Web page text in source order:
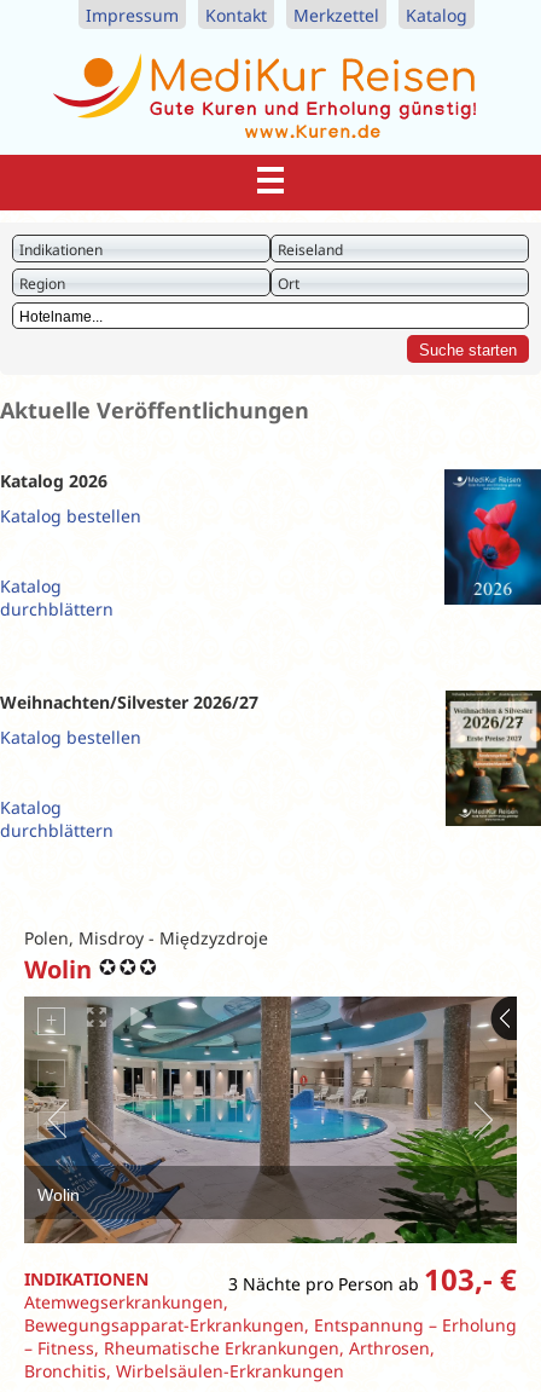
Impressum Kontakt Merkzettel Katalog
Indikationen
Reiseland
Region
Ort
Aktuelle Veröffentlichungen
Katalog 2026
Katalog bestellen
Katalog
durchblättern
Weihnachten/Silvester 2026/27
Katalog bestellen
Katalog
durchblättern
Polen, Misdroy - Międzyzdroje
Wolin
Wolin
3 Nächte pro Person ab 103,- €
INDIKATIONEN
Atemwegserkrankungen,
Bewegungsapparat-Erkrankungen, Entspannung – Erholung
– Fitness, Rheumatische Erkrankungen, Arthrosen,
Bronchitis, Wirbelsäulen-Erkrankungen